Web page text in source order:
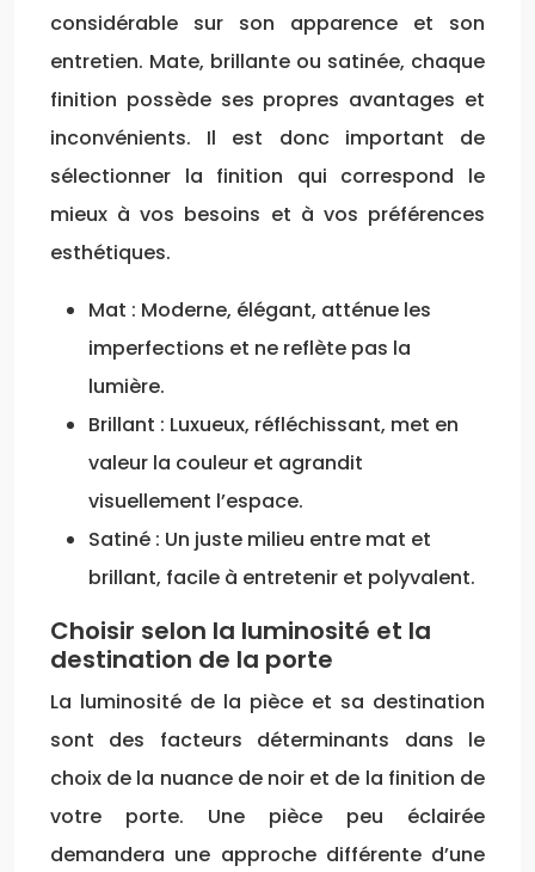
considérable sur son apparence et son
entretien. Mate, brillante ou satinée, chaque
finition possède ses propres avantages et
inconvénients. Il est donc important de
sélectionner la finition qui correspond le
mieux à vos besoins et à vos préférences
esthétiques.
Mat : Moderne, élégant, atténue les
imperfections et ne reflète pas la
lumière.
Brillant : Luxueux, réfléchissant, met en
valeur la couleur et agrandit
visuellement l’espace.
Satiné : Un juste milieu entre mat et
brillant, facile à entretenir et polyvalent.
Choisir selon la luminosité et la
destination de la porte
La luminosité de la pièce et sa destination
sont des facteurs déterminants dans le
choix de la nuance de noir et de la finition de
votre porte. Une pièce peu éclairée
demandera une approche différente d’une